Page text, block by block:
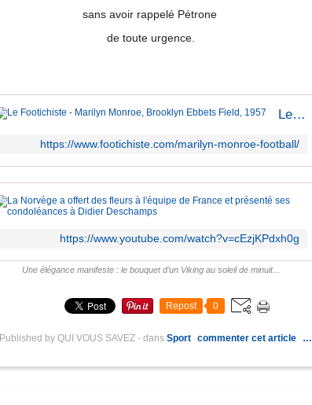
sans avoir rappelé Pétrone
de toute urgence.
Le Footichiste - Marilyn Monroe, Brooklyn Ebbets Field, 1957
https://www.footichiste.com/marilyn-monroe-football/
https://www.youtube.com/watch?v=cEzjKPdxh0g
Une élégance manifeste : le bouquet d’un Viking au soleil de minuit...
Repost 0
Published by QUI VOUS SAVEZ - dans Sport commenter cet article …